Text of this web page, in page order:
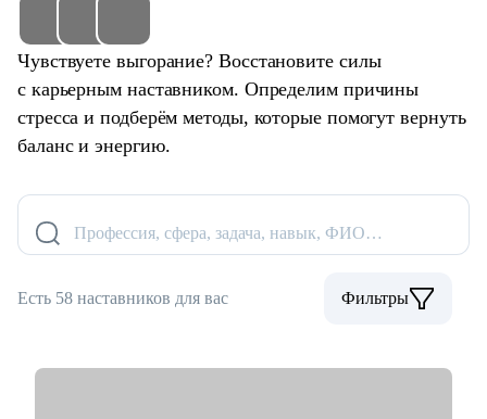
Чувствуете выгорание? Восстановите силы
с карьерным наставником. Определим причины
стресса и подберём методы, которые помогут вернуть
баланс и энергию.
Профессия, сфера, задача, навык, ФИО…
Есть 58 наставников для вас Фильтры